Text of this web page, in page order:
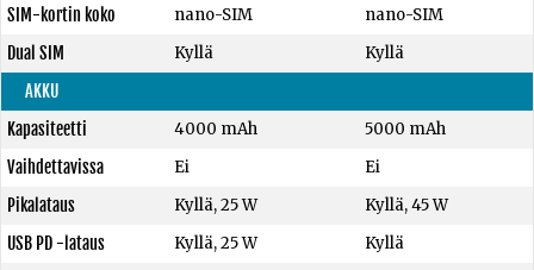
SIM-kortin koko
nano-SIM
nano-SIM
Dual SIM
Kyllä
Kyllä
AKKU
Kapasiteetti
4000 mAh
5000 mAh
Vaihdettavissa
Ei
Ei
Pikalataus
Kyllä, 25 W
Kyllä, 45 W
USB PD -lataus
Kyllä, 25 W
Kyllä